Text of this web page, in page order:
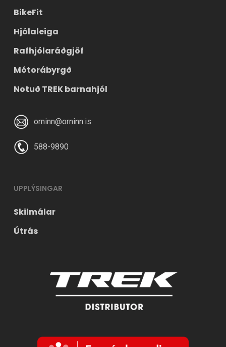
BikeFit
Hjólaleiga
Rafhjólaráðgjöf
Mótorábyrgð
Notuð TREK barnahjól
orninn@orninn.is
588-9890
UPPLÝSINGAR
Skilmálar
Útrás